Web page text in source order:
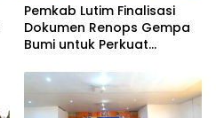
Pemkab Lutim Finalisasi
Dokumen Renops Gempa
Bumi untuk Perkuat